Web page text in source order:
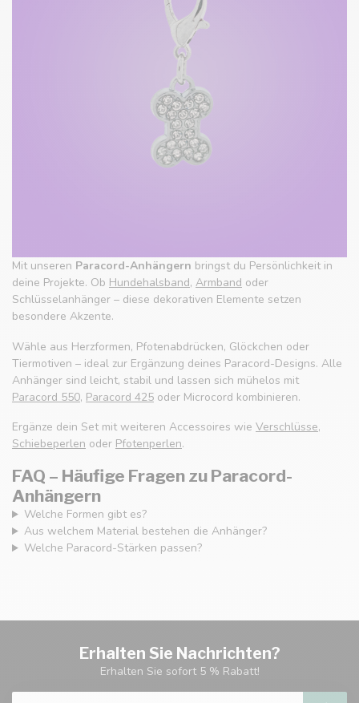
Mit unseren Paracord-Anhängern bringst du Persönlichkeit in
deine Projekte. Ob Hundehalsband, Armband oder
Schlüsselanhänger – diese dekorativen Elemente setzen
besondere Akzente.
Wähle aus Herzformen, Pfotenabdrücken, Glöckchen oder
Tiermotiven – ideal zur Ergänzung deines Paracord-Designs. Alle
Anhänger sind leicht, stabil und lassen sich mühelos mit
Paracord 550, Paracord 425 oder Microcord kombinieren.
Ergänze dein Set mit weiteren Accessoires wie Verschlüsse,
Schiebeperlen oder Pfotenperlen.
FAQ – Häufige Fragen zu Paracord-
Anhängern
Welche Formen gibt es?
Aus welchem Material bestehen die Anhänger?
Welche Paracord-Stärken passen?
Erhalten Sie Nachrichten?
Erhalten Sie sofort 5 % Rabatt!